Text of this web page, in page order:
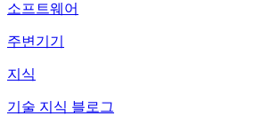
소프트웨어
주변기기
지식
기술 지식 블로그